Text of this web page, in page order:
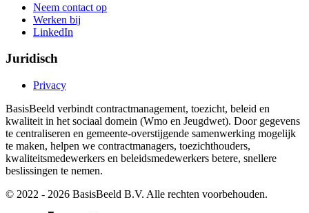
Neem contact op
Werken bij
LinkedIn
Juridisch
Privacy
BasisBeeld verbindt contractmanagement, toezicht, beleid en
kwaliteit in het sociaal domein (Wmo en Jeugdwet). Door gegevens
te centraliseren en gemeente-overstijgende samenwerking mogelijk
te maken, helpen we contractmanagers, toezichthouders,
kwaliteitsmedewerkers en beleidsmedewerkers betere, snellere
beslissingen te nemen.
© 2022 - 2026 BasisBeeld B.V. Alle rechten voorbehouden.